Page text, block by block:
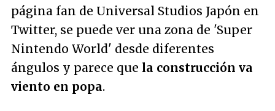
página fan de Universal Studios Japón en
Twitter, se puede ver una zona de 'Super
Nintendo World' desde diferentes
ángulos y parece que la construcción va
viento en popa.